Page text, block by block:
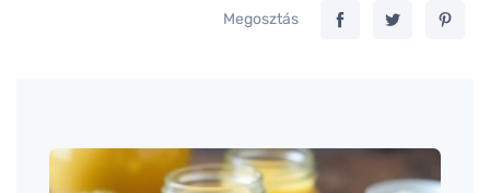
Megosztás